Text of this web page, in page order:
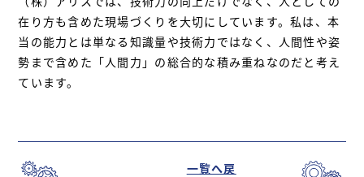
在り方も含めた現場づくりを大切にしています。私は、本
当の能力とは単なる知識量や技術力ではなく、人間性や姿
勢まで含めた「人間力」の総合的な積み重ねなのだと考え
ています。
一覧へ戻